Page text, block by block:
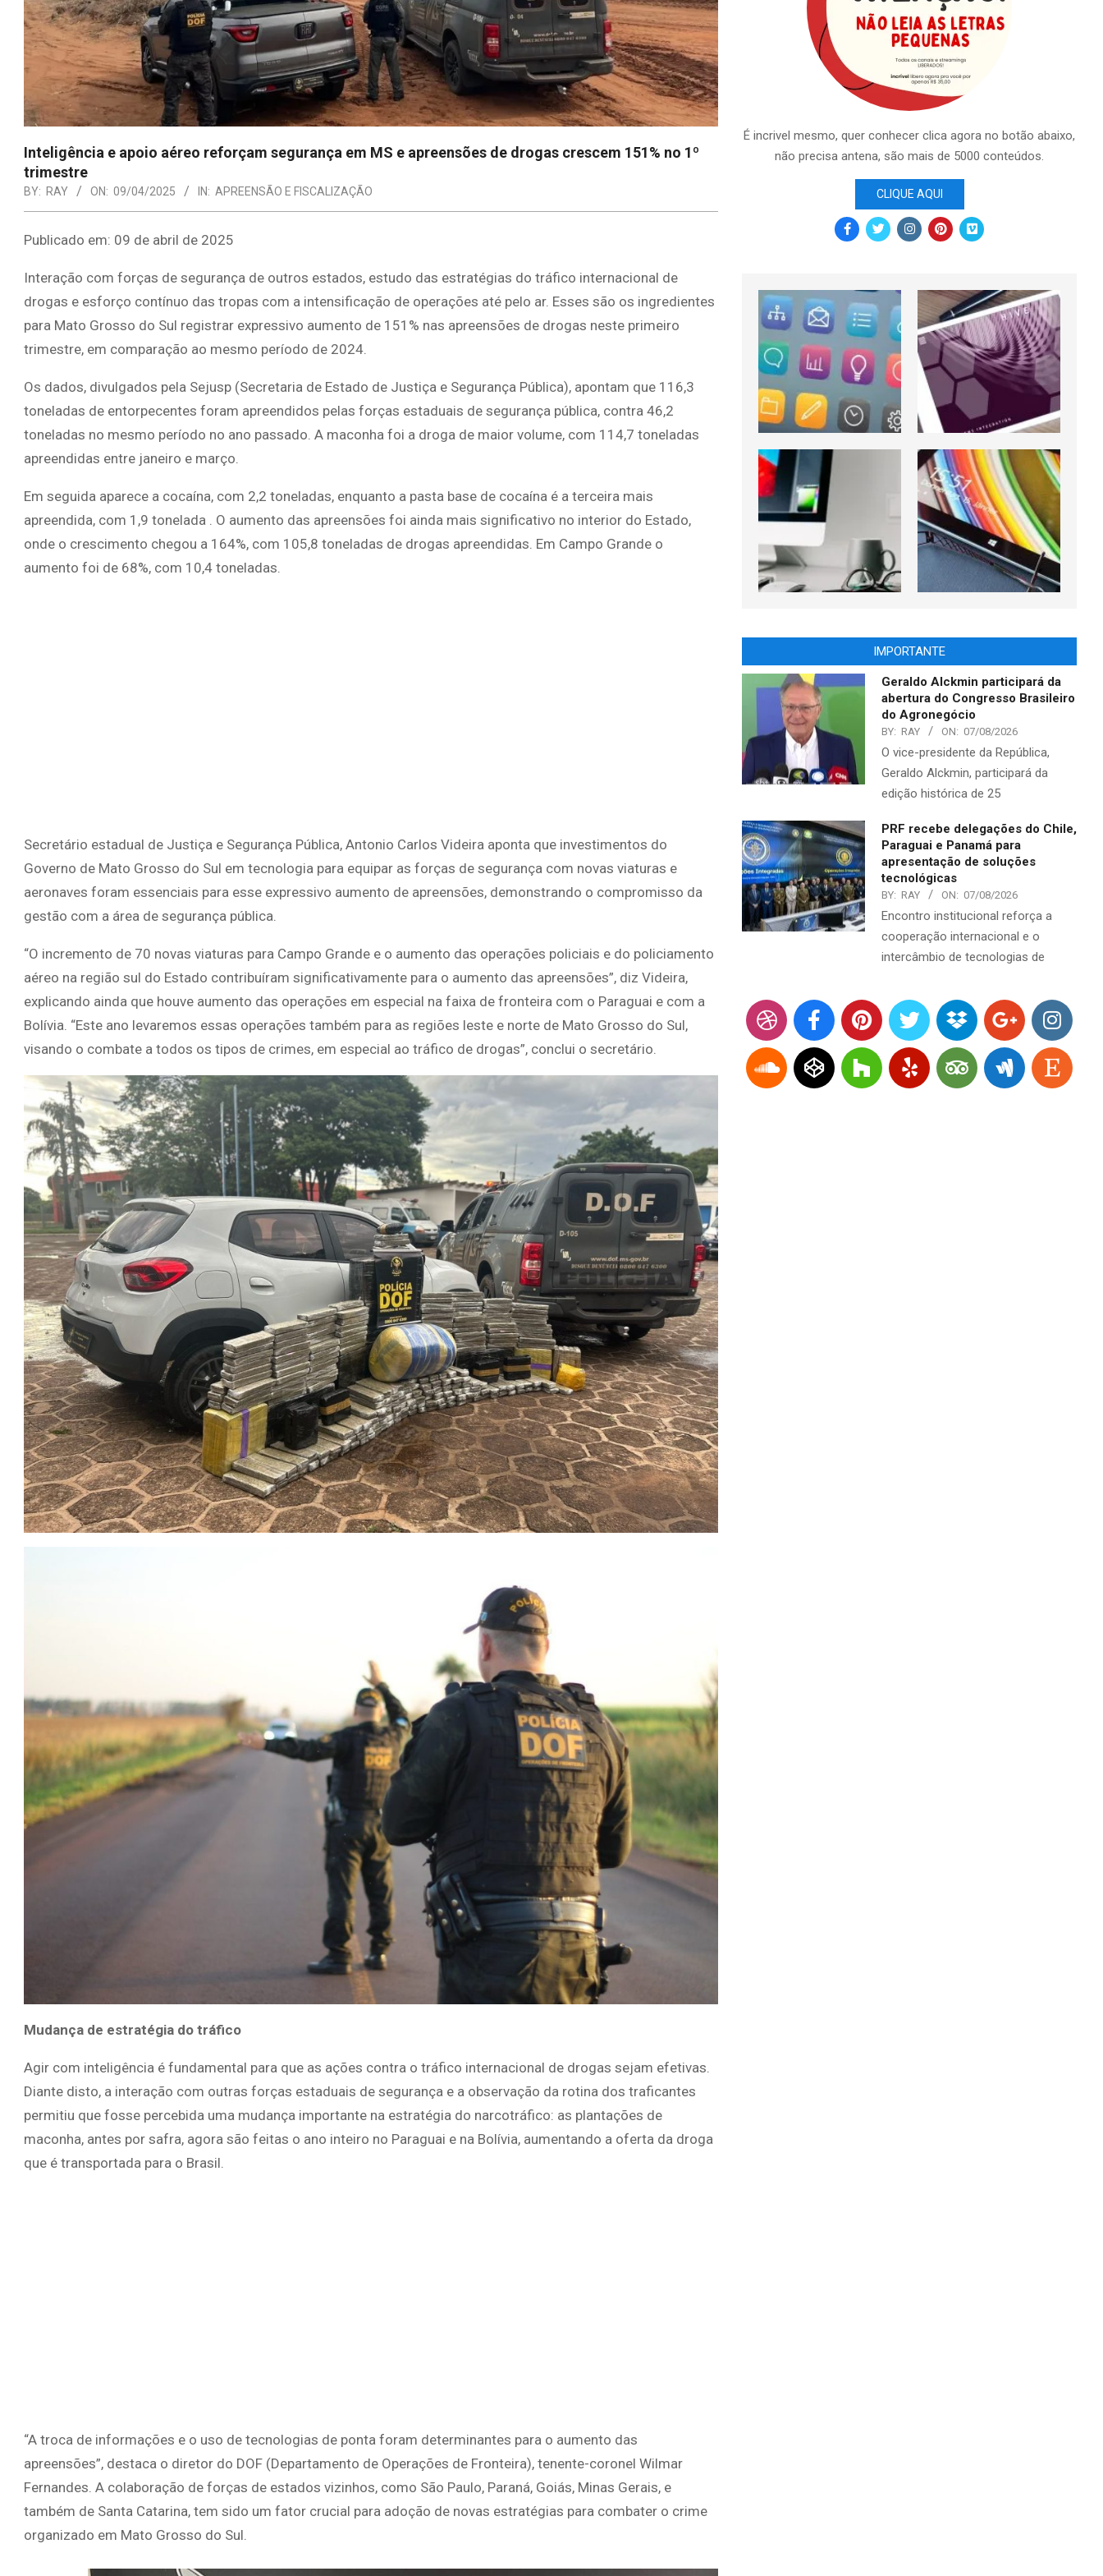
Inteligência e apoio aéreo reforçam segurança em MS e apreensões de drogas crescem 151% no 1º
trimestre
BY: RAY ON: 09/04/2025 IN: APREENSÃO E FISCALIZAÇÃO
Publicado em: 09 de abril de 2025
Interação com forças de segurança de outros estados, estudo das estratégias do tráfico internacional de
drogas e esforço contínuo das tropas com a intensificação de operações até pelo ar. Esses são os ingredientes
para Mato Grosso do Sul registrar expressivo aumento de 151% nas apreensões de drogas neste primeiro
trimestre, em comparação ao mesmo período de 2024.
Os dados, divulgados pela Sejusp (Secretaria de Estado de Justiça e Segurança Pública), apontam que 116,3
toneladas de entorpecentes foram apreendidos pelas forças estaduais de segurança pública, contra 46,2
toneladas no mesmo período no ano passado. A maconha foi a droga de maior volume, com 114,7 toneladas
apreendidas entre janeiro e março.
Em seguida aparece a cocaína, com 2,2 toneladas, enquanto a pasta base de cocaína é a terceira mais
apreendida, com 1,9 tonelada . O aumento das apreensões foi ainda mais significativo no interior do Estado,
onde o crescimento chegou a 164%, com 105,8 toneladas de drogas apreendidas. Em Campo Grande o
aumento foi de 68%, com 10,4 toneladas.
Secretário estadual de Justiça e Segurança Pública, Antonio Carlos Videira aponta que investimentos do
Governo de Mato Grosso do Sul em tecnologia para equipar as forças de segurança com novas viaturas e
aeronaves foram essenciais para esse expressivo aumento de apreensões, demonstrando o compromisso da
gestão com a área de segurança pública.
“O incremento de 70 novas viaturas para Campo Grande e o aumento das operações policiais e do policiamento
aéreo na região sul do Estado contribuíram significativamente para o aumento das apreensões”, diz Videira,
explicando ainda que houve aumento das operações em especial na faixa de fronteira com o Paraguai e com a
Bolívia. “Este ano levaremos essas operações também para as regiões leste e norte de Mato Grosso do Sul,
visando o combate a todos os tipos de crimes, em especial ao tráfico de drogas”, conclui o secretário.
Mudança de estratégia do tráfico
Agir com inteligência é fundamental para que as ações contra o tráfico internacional de drogas sejam efetivas.
Diante disto, a interação com outras forças estaduais de segurança e a observação da rotina dos traficantes
permitiu que fosse percebida uma mudança importante na estratégia do narcotráfico: as plantações de
maconha, antes por safra, agora são feitas o ano inteiro no Paraguai e na Bolívia, aumentando a oferta da droga
que é transportada para o Brasil.
“A troca de informações e o uso de tecnologias de ponta foram determinantes para o aumento das
apreensões”, destaca o diretor do DOF (Departamento de Operações de Fronteira), tenente-coronel Wilmar
Fernandes. A colaboração de forças de estados vizinhos, como São Paulo, Paraná, Goiás, Minas Gerais, e
também de Santa Catarina, tem sido um fator crucial para adoção de novas estratégias para combater o crime
organizado em Mato Grosso do Sul.
É incrivel mesmo, quer conhecer clica agora no botão abaixo,
não precisa antena, são mais de 5000 conteúdos.
CLIQUE AQUI
IMPORTANTE
Geraldo Alckmin participará da
abertura do Congresso Brasileiro
do Agronegócio
BY: RAY ON: 07/08/2026
O vice-presidente da República,
Geraldo Alckmin, participará da
edição histórica de 25
PRF recebe delegações do Chile,
Paraguai e Panamá para
apresentação de soluções
tecnológicas
BY: RAY ON: 07/08/2026
Encontro institucional reforça a
cooperação internacional e o
intercâmbio de tecnologias de